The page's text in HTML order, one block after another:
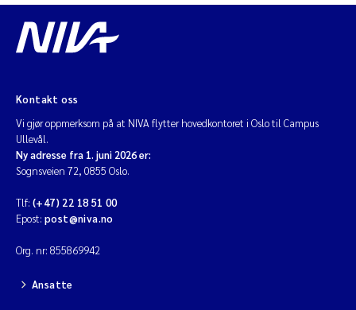
Marijana Stenrud Brkljacic
Anders Ruus
Cathrine Brecke Gundersen
Kontakt oss
Vi gjør oppmerksom på at NIVA flytter hovedkontoret i Oslo til Campus
Ullevål.
Ny adresse fra 1. juni 2026 er:
Sognsveien 72, 0855 Oslo.
Tlf: (+47) 22 18 51 00
Epost: post@niva.no
Org. nr: 855869942
Ansatte